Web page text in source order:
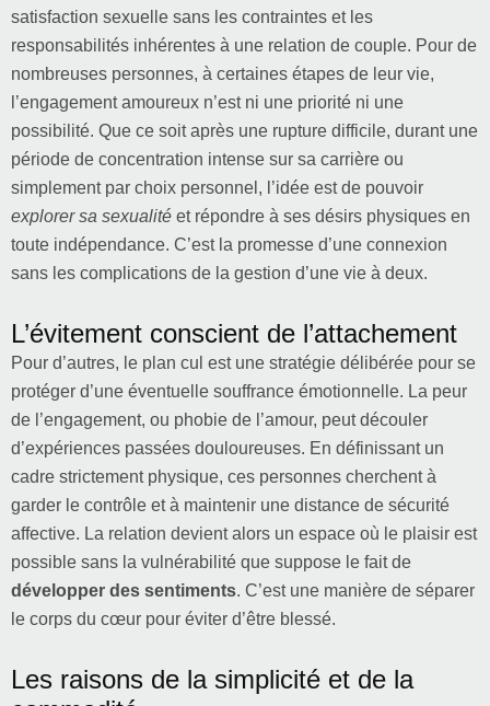
satisfaction sexuelle sans les contraintes et les
responsabilités inhérentes à une relation de couple. Pour de
nombreuses personnes, à certaines étapes de leur vie,
l’engagement amoureux n’est ni une priorité ni une
possibilité. Que ce soit après une rupture difficile, durant une
période de concentration intense sur sa carrière ou
simplement par choix personnel, l’idée est de pouvoir
explorer sa sexualité et répondre à ses désirs physiques en
toute indépendance. C’est la promesse d’une connexion
sans les complications de la gestion d’une vie à deux.
L’évitement conscient de l’attachement
Pour d’autres, le plan cul est une stratégie délibérée pour se
protéger d’une éventuelle souffrance émotionnelle. La peur
de l’engagement, ou phobie de l’amour, peut découler
d’expériences passées douloureuses. En définissant un
cadre strictement physique, ces personnes cherchent à
garder le contrôle et à maintenir une distance de sécurité
affective. La relation devient alors un espace où le plaisir est
possible sans la vulnérabilité que suppose le fait de
développer des sentiments. C’est une manière de séparer
le corps du cœur pour éviter d’être blessé.
Les raisons de la simplicité et de la